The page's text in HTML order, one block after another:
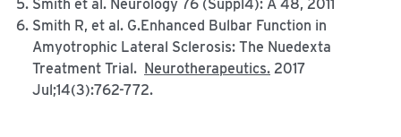
Smith et al. Neurology 76 (Suppl4): A 48, 2011
Smith R, et al. G.Enhanced Bulbar Function in
Amyotrophic Lateral Sclerosis: The Nuedexta
Treatment Trial. Neurotherapeutics. 2017
Jul;14(3):762-772.